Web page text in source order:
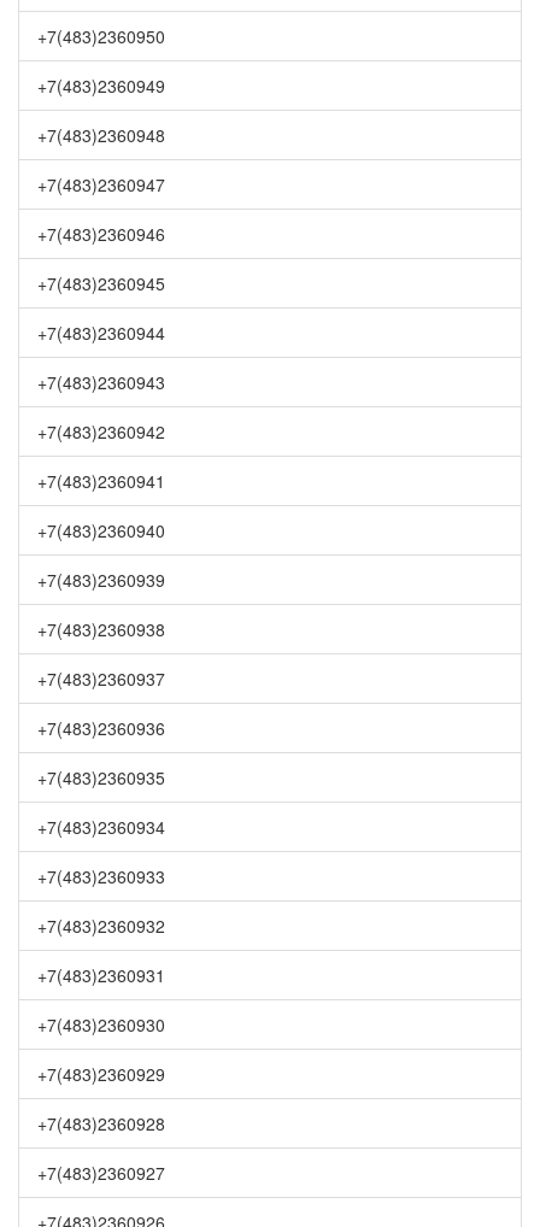
+7(483)2360950
+7(483)2360949
+7(483)2360948
+7(483)2360947
+7(483)2360946
+7(483)2360945
+7(483)2360944
+7(483)2360943
+7(483)2360942
+7(483)2360941
+7(483)2360940
+7(483)2360939
+7(483)2360938
+7(483)2360937
+7(483)2360936
+7(483)2360935
+7(483)2360934
+7(483)2360933
+7(483)2360932
+7(483)2360931
+7(483)2360930
+7(483)2360929
+7(483)2360928
+7(483)2360927
+7(483)2360926